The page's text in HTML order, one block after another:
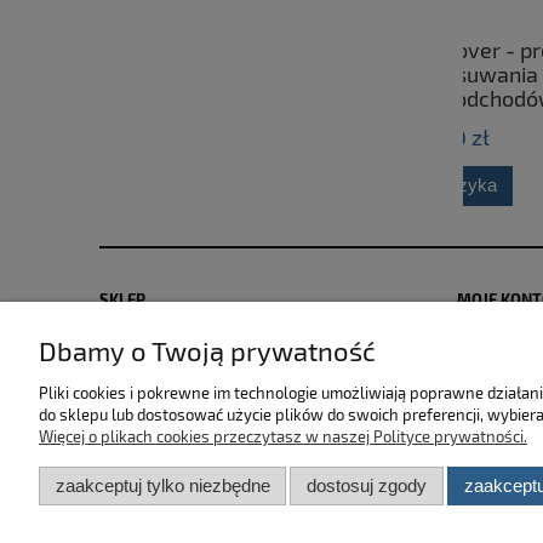
SKLEP
Zwroty i reklamacje
Regulamin sklepu
MOJE
Dbamy o Twoją prywatność
Pliki cookies i pokrewne im technologie umożliwiają poprawne
do sklepu lub dostosować użycie plików do swoich preferencji,
Więcej o plikach cookies przeczytasz w naszej Polityce prywatności.
zaakceptuj tylko niezbędne dostosuj zgody